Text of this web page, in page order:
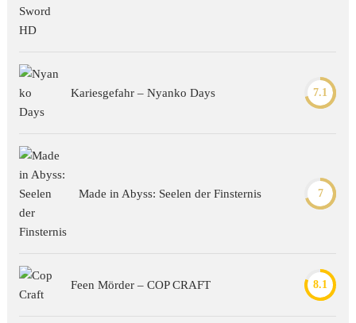
Kariesgefahr – Nyanko Days 7.1
Made in Abyss: Seelen der Finsternis 7
Feen Mörder – COP CRAFT 8.1